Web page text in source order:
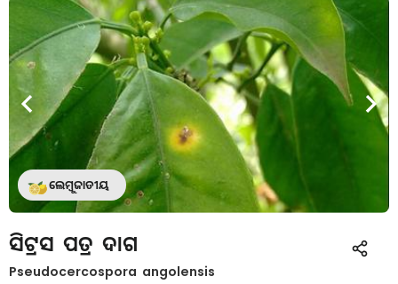
ଲେମ୍ବୁଜାତୀୟ
ସିଟ୍ରସ ପତ୍ର ଦାଗ
Pseudocercospora angolensis